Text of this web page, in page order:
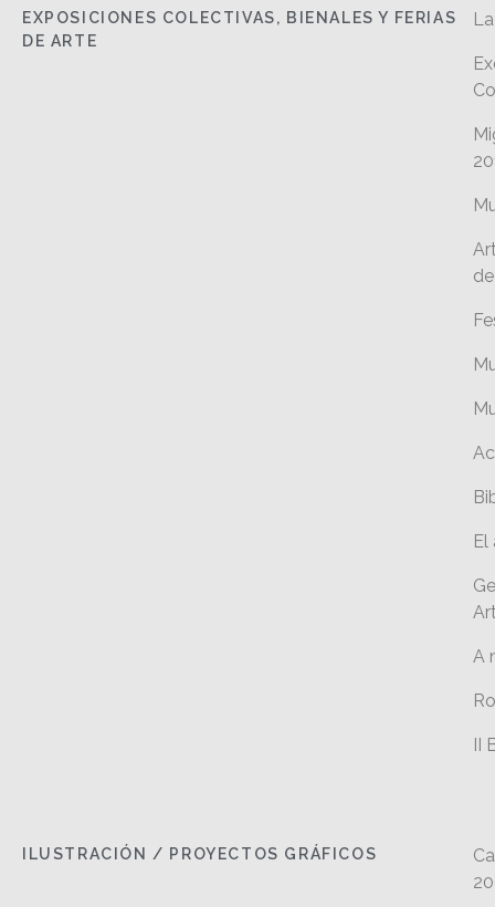
EXPOSICIONES COLECTIVAS, BIENALES Y FERIAS
DE ARTE
El
A
II
ILUSTRACIÓN / PROYECTOS GRÁFICOS